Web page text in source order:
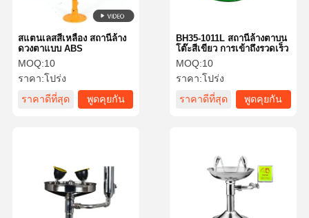
สแตนเลสสีเหลือง สถานีล้าง
ดวงตาแบบ ABS
MOQ:10
ราคา:โปร่ง
ราคาดีที่สุด
พูดคุยกัน
BH35-1011L สถานีล้างตาบน
โต๊ะสีเขียว การเข้าถึงรวดเร็ว
MOQ:10
ราคา:โปร่ง
ราคาดีที่สุด
พูดคุยกัน